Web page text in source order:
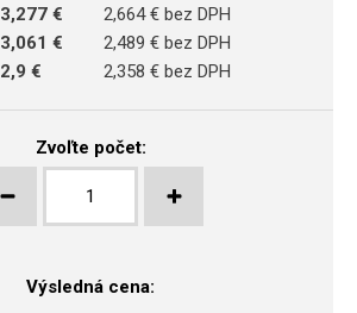
3,277 €
2,664 € bez DPH
3,061 €
2,489 € bez DPH
2,9 € 2,358 € bez DPH
Zvoľte počet:
Výsledná cena: